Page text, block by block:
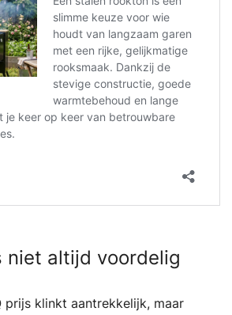
niet altijd voordelig
prijs klinkt aantrekkelijk, maar